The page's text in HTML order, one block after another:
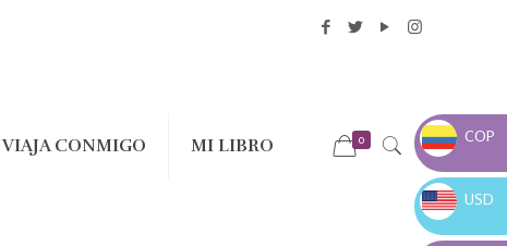
VIAJA CONMIGO MI LIBRO 0
COP $
COP
USD $
USD